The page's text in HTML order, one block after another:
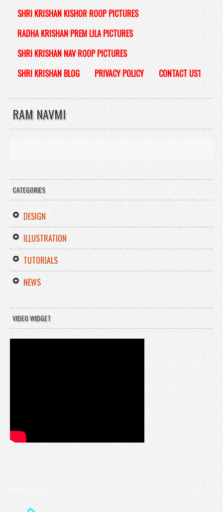
SHRI KRISHAN KISHOR ROOP PICTURES
RADHA KRISHAN PREM LILA PICTURES
SHRI KRISHAN NAV ROOP PICTURES
SHRI KRISHAN BLOG
PRIVACY POLICY CONTACT US1
RAM NAVMI
CATEGORIES
DESIGN
ILLUSTRATION
TUTORIALS
NEWS
VIDEO WIDGET
CONTACT US